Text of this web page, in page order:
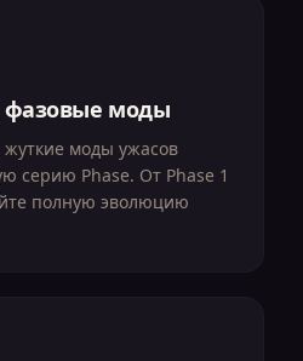
моды
моды ужасов
серию Phase. От Phase 1
полную эволюцию